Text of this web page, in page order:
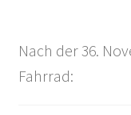
Nach der 36.
Fahrrad: